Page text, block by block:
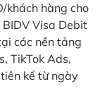
khách hàng cho
Visa Debit
các nền tảng
TikTok Ads,
kể từ ngày